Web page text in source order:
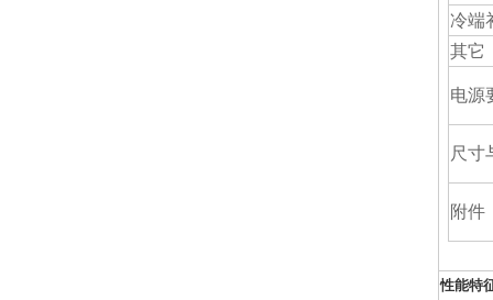
冷端
其它
电源
尺寸
附件
性能特